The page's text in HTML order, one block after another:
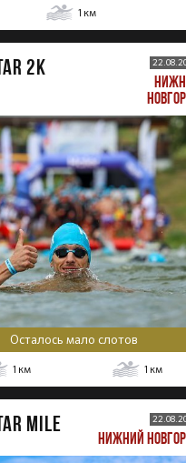
1 км
2K
Осталось мало слотов
1 км 1 км
MILE
НИЖНИЙ